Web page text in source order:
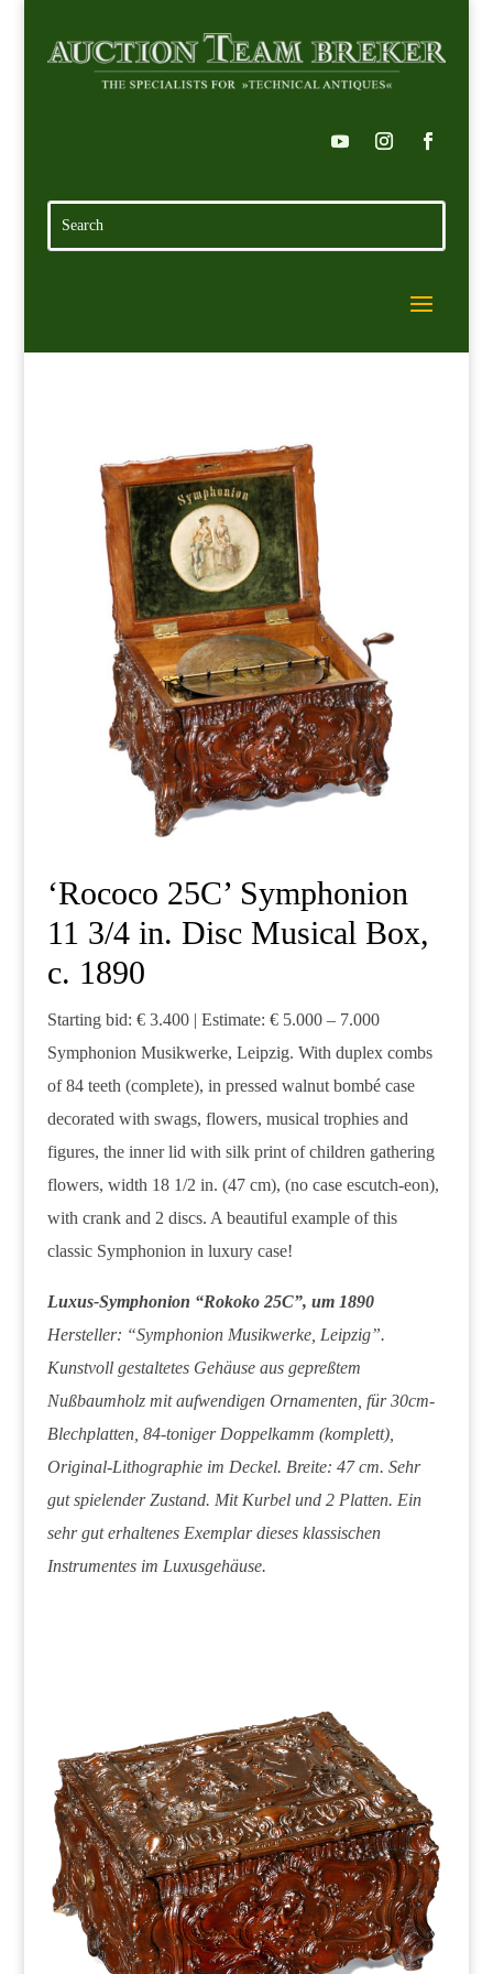
‘Rococo 25C’ Symphonion
11 3/4 in. Disc Musical Box,
c. 1890
Starting bid: € 3.400 | Estimate: € 5.000 – 7.000
Symphonion Musikwerke, Leipzig. With duplex combs
of 84 teeth (complete), in pressed walnut bombé case
decorated with swags, flowers, musical trophies and
figures, the inner lid with silk print of children gathering
flowers, width 18 1/2 in. (47 cm), (no case escutch-eon),
with crank and 2 discs. A beautiful example of this
classic Symphonion in luxury case!
Luxus-Symphonion “Rokoko 25C”, um 1890
Hersteller: “Symphonion Musikwerke, Leipzig”.
Kunstvoll gestaltetes Gehäuse aus gepreßtem
Nußbaumholz mit aufwendigen Ornamenten, für 30cm-
Blechplatten, 84-toniger Doppelkamm (komplett),
Original-Lithographie im Deckel. Breite: 47 cm. Sehr
gut spielender Zustand. Mit Kurbel und 2 Platten. Ein
sehr gut erhaltenes Exemplar dieses klassischen
Instrumentes im Luxusgehäuse.